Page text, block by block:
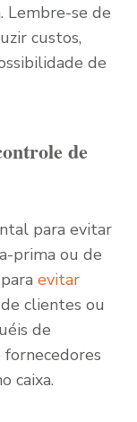
Lembre-se de
custos,
de
de
para evitar
prima ou de
evitar
clientes ou
de
caixa.